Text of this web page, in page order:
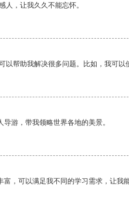
人，让我久久不能忘怀。
以帮助我解决很多问题。比如，我可以
游，带我领略世界各地的美景。
，可以满足我不同的学习需求，让我